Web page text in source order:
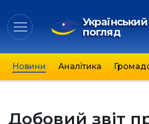
Український
погляд
Новини Аналітика
Добовий звіт